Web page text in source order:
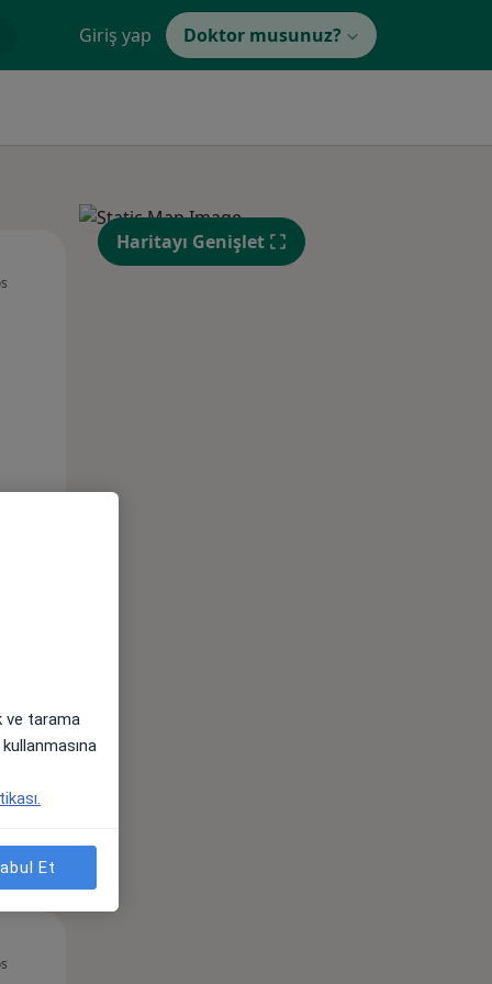
Giriş yap Doktor musunuz?
Per, Cum,
Haritayı Genişlet
ve tarama
Et